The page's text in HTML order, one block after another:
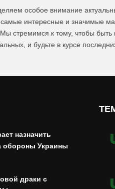
особое внимание
интересные и значимые
стремимся к тому, чтобы
и будьте в курсе
назначить
обороны Украины
драки с